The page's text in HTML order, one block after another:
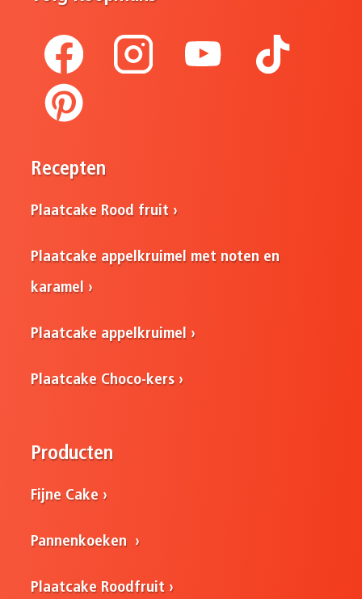
Recepten
Plaatcake Rood fruit
Plaatcake appelkruimel met noten en
karamel
Plaatcake appelkruimel
Plaatcake Choco-kers
Producten
Fijne Cake
Pannenkoeken
Plaatcake Roodfruit